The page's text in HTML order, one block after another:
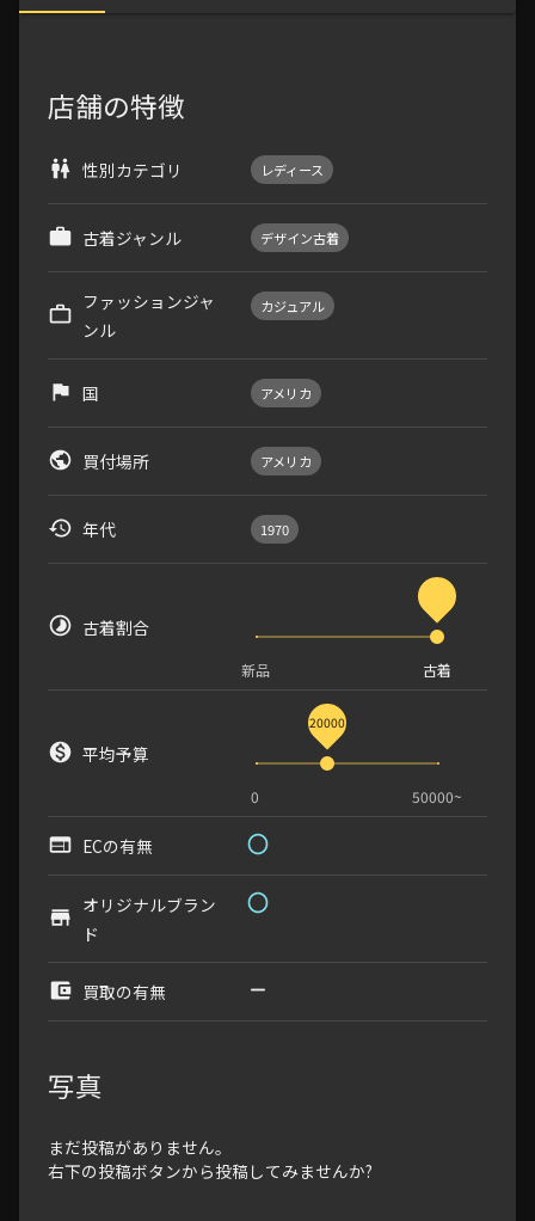
店舗の特徴
性別カテゴリ レディース
古着ジャンル デザイン古着
ファッションジャ
ンル
カジュアル
国 アメリカ
買付場所 アメリカ
年代 1970
古着割合
新品 古着
平均予算
0 50000~
20000
ECの有無
オリジナルブラン
ド
買取の有無
写真
まだ投稿がありません。
右下の投稿ボタンから投稿してみませんか?